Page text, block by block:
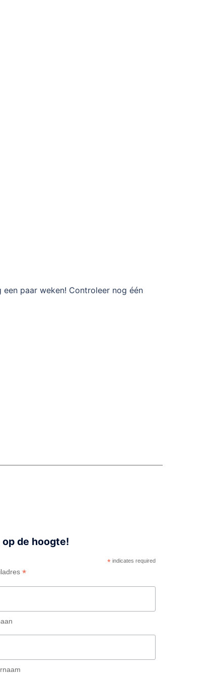
paar weken! Controleer nog één
op de hoogte!
*indicates required
*